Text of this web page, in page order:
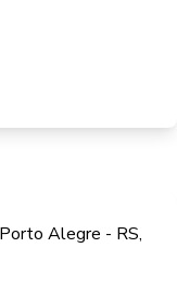
Alegre - RS,